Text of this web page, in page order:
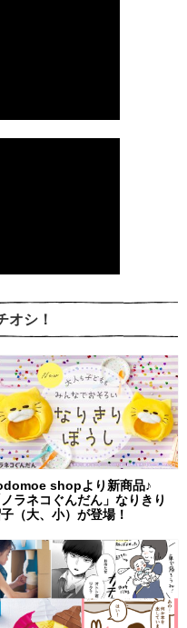
オシ！
shopより新商品♪
ノラネコぐんだん」なりきり
（大、小）が登場！